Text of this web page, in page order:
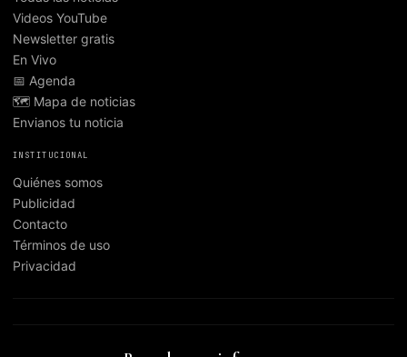
Videos YouTube
Newsletter gratis
En Vivo
📅 Agenda
🗺️ Mapa de noticias
Envianos tu noticia
INSTITUCIONAL
Quiénes somos
Publicidad
Contacto
Términos de uso
Privacidad